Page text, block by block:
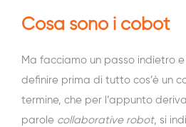
Cosa sono i cobot
Ma facciamo un passo indietro
definire prima di tutto cos’è un
termine, che per l’appunto
parole collaborative robot, si